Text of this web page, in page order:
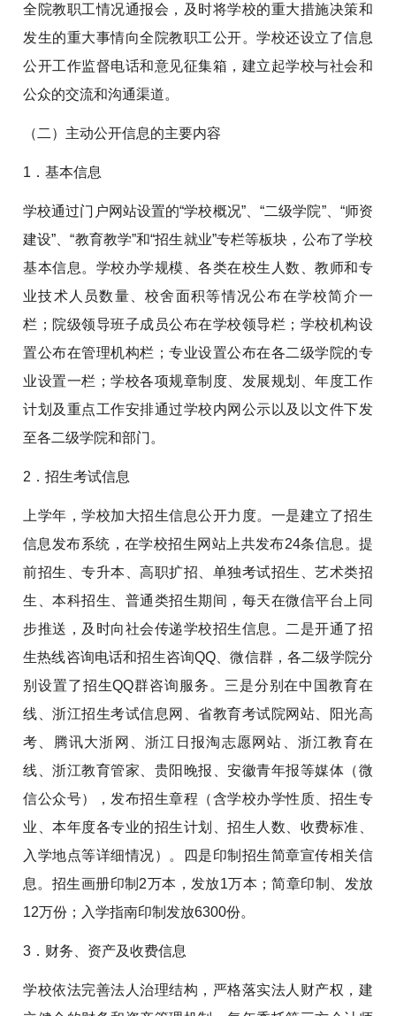
全院教职工情况通报会，及时将学校的重大措施决策和
发生的重大事情向全院教职工公开。学校还设立了信息
公开工作监督电话和意见征集箱，建立起学校与社会和
公众的交流和沟通渠道。
（二）主动公开信息的主要内容
1．基本信息
学校通过门户网站设置的“学校概况”、“二级学院”、“师资
建设”、“教育教学”和“招生就业”专栏等板块，公布了学校
基本信息。学校办学规模、各类在校生人数、教师和专
业技术人员数量、校舍面积等情况公布在学校简介一
栏；院级领导班子成员公布在学校领导栏；学校机构设
置公布在管理机构栏；专业设置公布在各二级学院的专
业设置一栏；学校各项规章制度、发展规划、年度工作
计划及重点工作安排通过学校内网公示以及以文件下发
至各二级学院和部门。
2．招生考试信息
上学年，学校加大招生信息公开力度。一是建立了招生
信息发布系统，在学校招生网站上共发布24条信息。提
前招生、专升本、高职扩招、单独考试招生、艺术类招
生、本科招生、普通类招生期间，每天在微信平台上同
步推送，及时向社会传递学校招生信息。二是开通了招
生热线咨询电话和招生咨询QQ、微信群，各二级学院分
别设置了招生QQ群咨询服务。三是分别在中国教育在
线、浙江招生考试信息网、省教育考试院网站、阳光高
考、腾讯大浙网、浙江日报淘志愿网站、浙江教育在
线、浙江教育管家、贵阳晚报、安徽青年报等媒体（微
信公众号），发布招生章程（含学校办学性质、招生专
业、本年度各专业的招生计划、招生人数、收费标准、
入学地点等详细情况）。四是印制招生简章宣传相关信
息。招生画册印制2万本，发放1万本；简章印制、发放
12万份；入学指南印制发放6300份。
3．财务、资产及收费信息
学校依法完善法人治理结构，严格落实法人财产权，建